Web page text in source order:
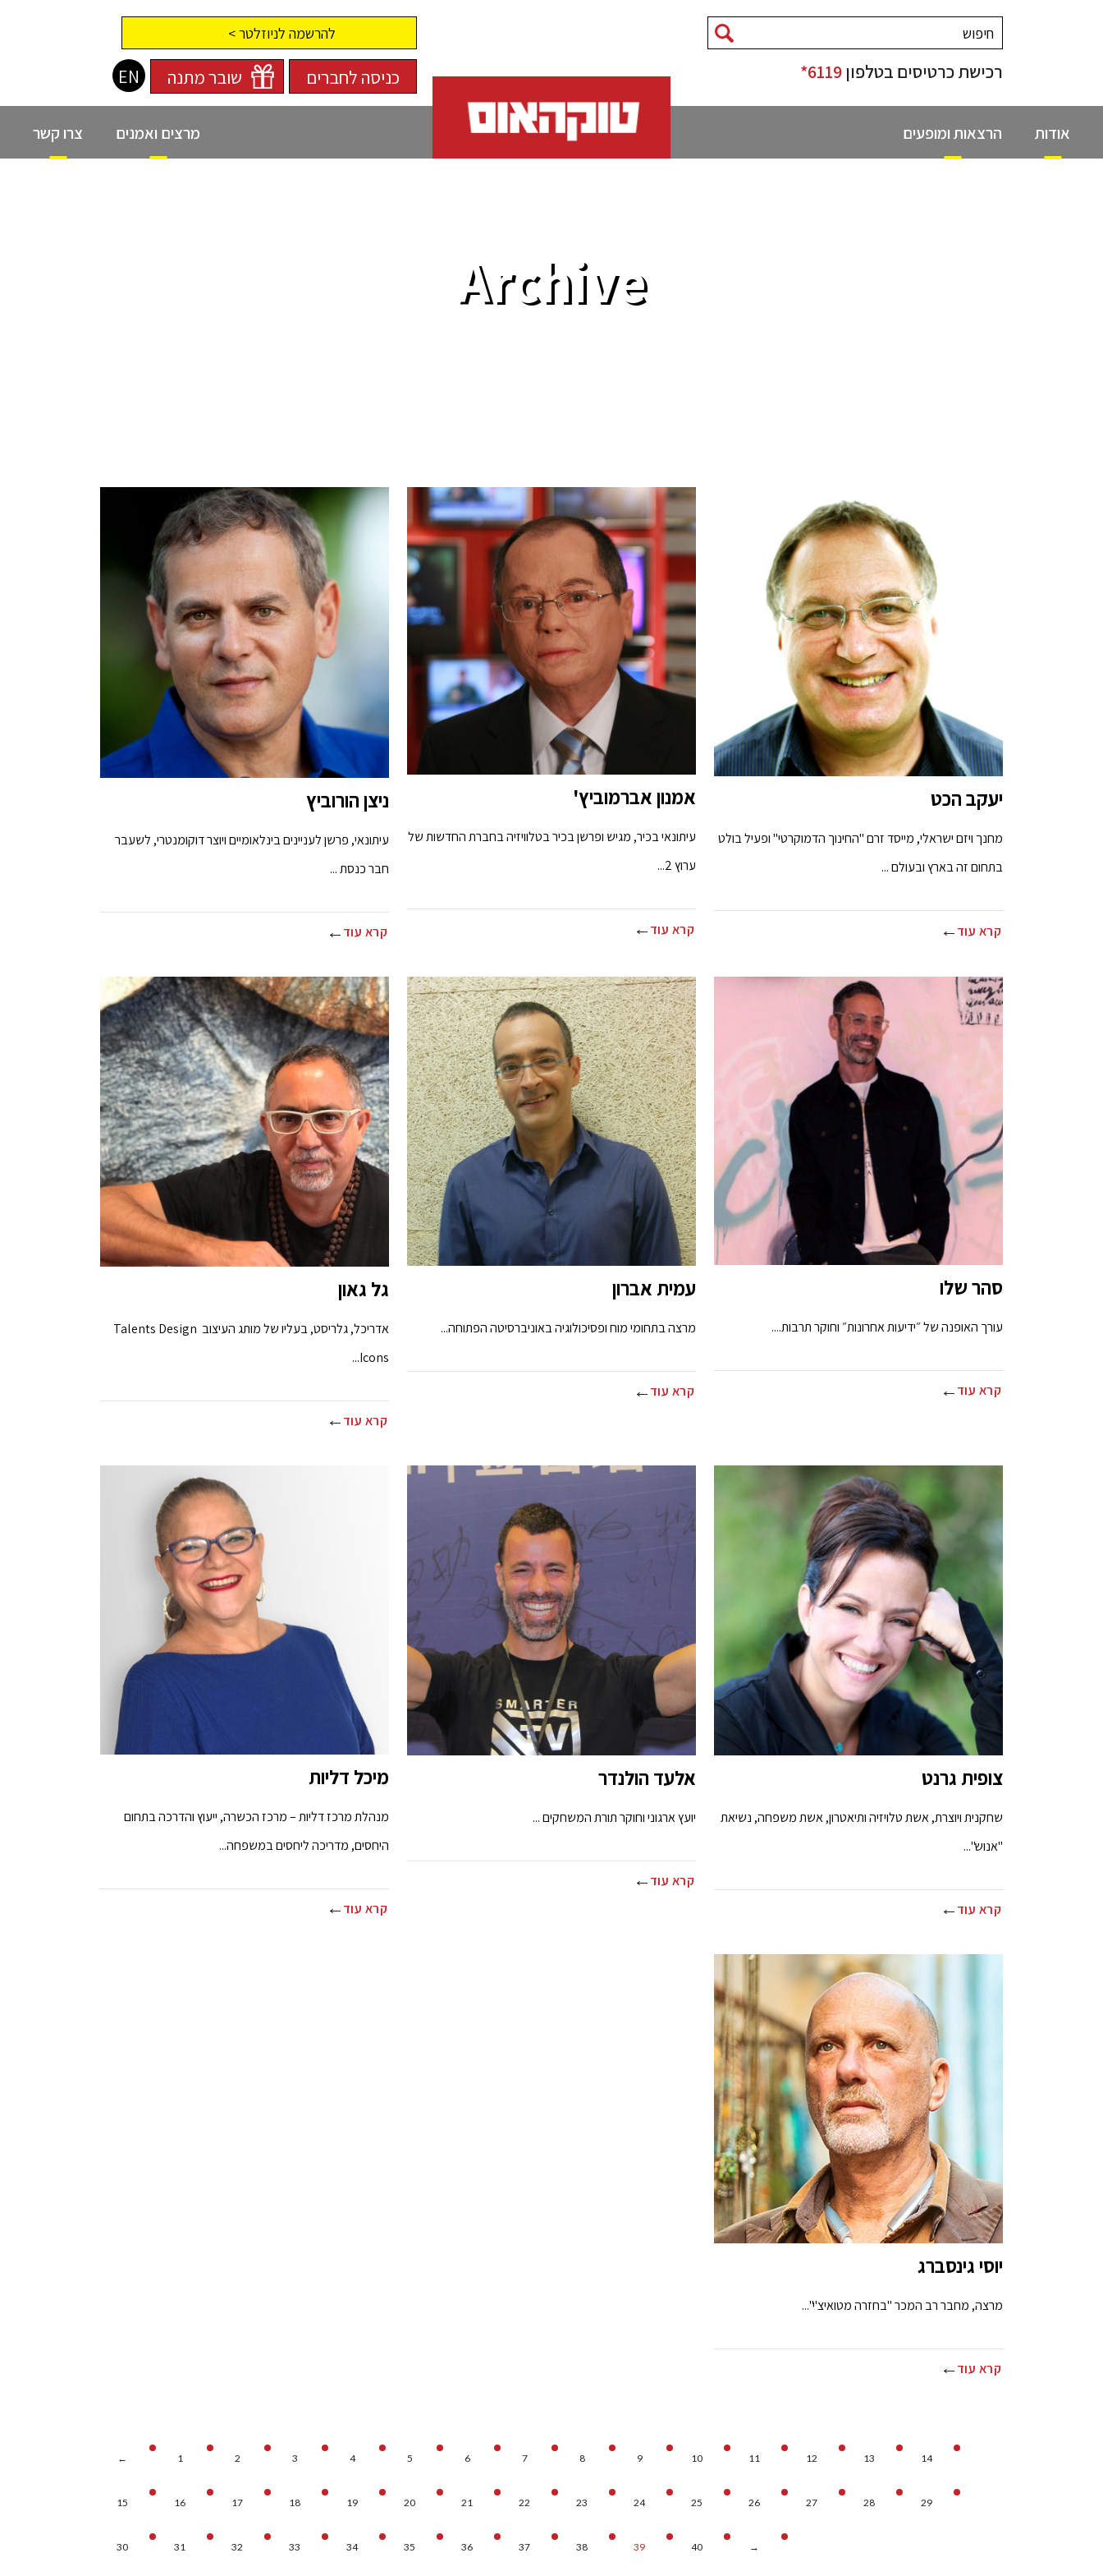
רכישת כרטיסים בטלפון6119*
להרשמה לניוזלטר >
EN כניסה לחברים שובר מתנה
מרצים ואמנים צרו קשר אודות הרצאות ומופעים
Archive
יעקב הכט
מחנך ויזם ישראלי, מייסד זרם "החינוך הדמוקרטי" ופעיל בולט
בתחום זה בארץ ובעולם ...
קרא עוד
אמנון אברמוביץ'
עיתונאי בכיר, מגיש ופרשן בכיר בטלוויזיה בחברת החדשות של
ערוץ 2...
קרא עוד
ניצן הורוביץ
עיתונאי, פרשן לעניינים בינלאומיים ויוצר דוקומנטרי, לשעבר
חבר כנסת ...
קרא עוד
סהר שלו
עורך האופנה של ״ידיעות אחרונות״ וחוקר תרבות....
קרא עוד
עמית אברון
מרצה בתחומי מוח ופסיכולוגיה באוניברסיטה הפתוחה...
קרא עוד
גל גאון
אדריכל, גלריסט, בעליו של מותג העיצוב Talents Design
Icons...
קרא עוד
צופית גרנט
שחקנית ויוצרת, אשת טלויזיה ותיאטרון, אשת משפחה, נשיאת
"אנוש"...
קרא עוד
אלעד הולנדר
יועץ ארגוני וחוקר תורת המשחקים ...
קרא עוד
מיכל דליות
מנהלת מרכז דליות – מרכז הכשרה, ייעוץ והדרכה בתחום
היחסים, מדריכה ליחסים במשפחה...
קרא עוד
יוסי גינסברג
מרצה, מחבר רב המכר "בחזרה מטואיצ'י"...
קרא עוד
← 1 2 3 4 5 6 7 8 9 10 11 12 13 14
15 16 17 18 19 20 21 22 23 24 25 26 27 28 29
30 31 32 33 34 35 36 37 38 39 40 →